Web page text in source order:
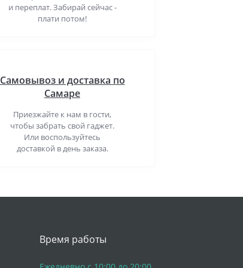
и переплат. Забирай сейчас -
плати потом!
Самовывоз и доставка по
Самаре
Приезжайте к нам в гости,
чтобы забрать свой гаджет.
Или воспользуйтесь
доставкой в день заказа.
Время работы